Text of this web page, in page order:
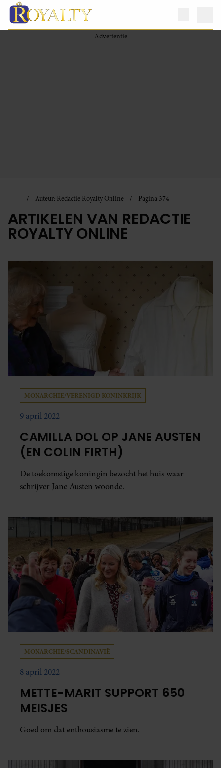
Auteur: Redactie Royalty Online Pagina 374
ARTIKELEN VAN REDACTIE
ROYALTY ONLINE
MONARCHIE/VERENIGD KONINKRIJK
9 april 2022
CAMILLA DOL OP JANE AUSTEN
(EN COLIN FIRTH)
De toekomstige koningin bezocht het huis waar
schrijver Jane Austen woonde.
MONARCHIE/SCANDINAVIË
8 april 2022
METTE-MARIT SUPPORT 650
MEISJES
Goed om dat enthousiasme te zien.